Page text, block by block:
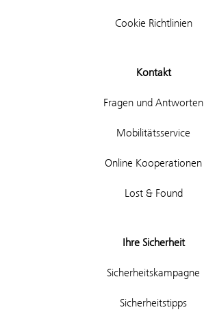
Cookie Richtlinien
Kontakt
Fragen und Antworten
Mobilitätsservice
Online Kooperationen
Lost & Found
Ihre Sicherheit
Sicherheitskampagne
Sicherheitstipps